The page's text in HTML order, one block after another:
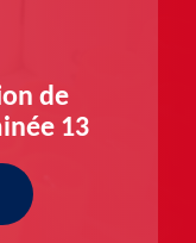
de
13